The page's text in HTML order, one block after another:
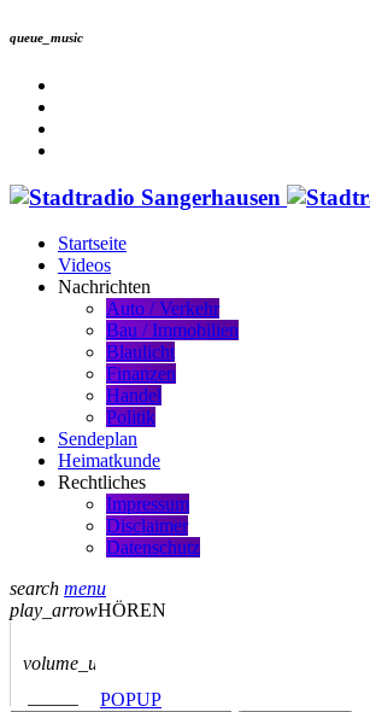
queue_music
Startseite
Videos
Nachrichten
Auto / Verkehr
Bau / Immobilien
Blaulicht
Finanzen
Handel
Politik
Sendeplan
Heimatkunde
Rechtliches
Impressum
Disclaimer
Datenschutz
search menu
play_arrowHÖREN
volume_up
POPUP